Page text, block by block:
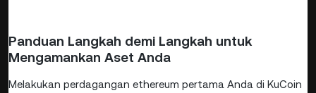
Panduan Langkah demi Langkah untuk
Mengamankan Aset Anda
Melakukan perdagangan ethereum pertama Anda di KuCoin